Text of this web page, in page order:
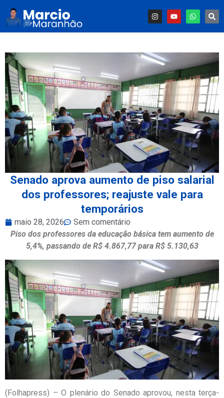
Senado aprova aumento de piso salarial
dos professores; reajuste vale para
temporários
maio 28, 2026
Sem comentário
Piso dos professores da educação básica tem aumento de
5,4%, passando de R$ 4.867,77 para R$ 5.130,63
(Folhapress) – O plenário do Senado aprovou, nesta terça-